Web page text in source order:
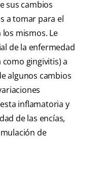
sus cambios
a tomar para el
mismos. Le
de la enfermedad
gingivitis) a
algunos cambios
inflamatoria y
de las encías,
de